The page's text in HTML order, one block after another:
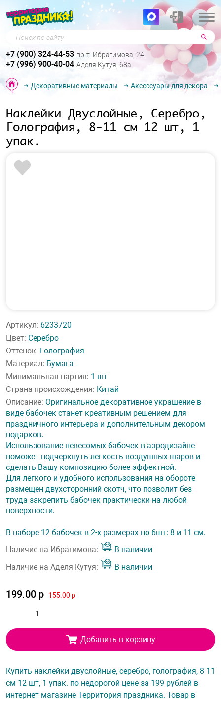
Поиск по сайту
+7 (900) 324-44-53 пр-т. Ибрагимова, 24
+7 (996) 900-40-04 Аделя Кутуя, 68а
Декоративные материалы Аксессуары для декора
Наклейки Двуслойные, Серебро,
Голография, 8-11 см 12 шт, 1
упак.
Артикул: 6233720
Цвет: Серебро
Оттенок: Голография
Материал: Бумага
Минимальная партия: 1 шт
Страна происхождения: Китай
Описание: Оригинальное декоративное украшение в
виде бабочек станет креативным решением для
праздничного интерьера и дополнительным декором
подарков.
Использование невесомых бабочек в аэродизайне
поможет подчеркнуть легкость воздушных шаров и
сделать Вашу композицию более эффектной.
Для легкого и удобного использования на обороте
размещен двухсторонний скотч, что позволит без
труда закрепить бабочек практически на любой
поверхности.
В наборе 12 бабочек в 2-х размерах по 6шт: 8 и 11 см.
Наличие на Ибрагимова:
В наличии
Наличие на Аделя Кутуя:
В наличии
199.00 р 155.00 р
Добавить в корзину
Купить наклейки двуслойные, серебро, голография, 8-11
см 12 шт, 1 упак. по недорогой цене за 199 рублей в
интернет-магазине Территория праздника. Товар в